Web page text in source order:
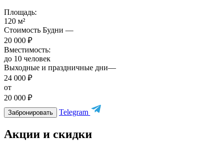
Площадь:
120 м²
Стоимость Будни —
20 000 ₽
Вместимость:
до 10 человек
Выходные и праздничные дни—
24 000 ₽
от
20 000 ₽
Забронировать Telegram
Акции и скидки